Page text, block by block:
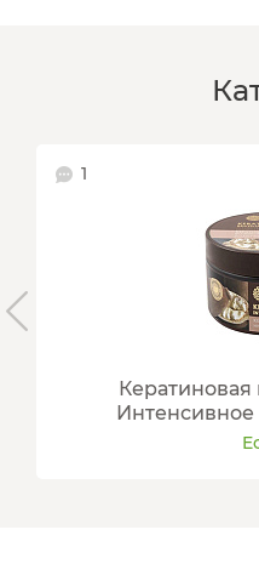
1
Кератиновая
Интенсивное